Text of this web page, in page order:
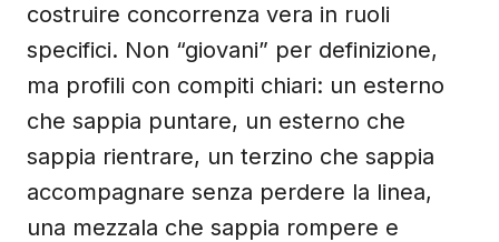
costruire concorrenza vera in ruoli
specifici. Non “giovani” per definizione,
ma profili con compiti chiari: un esterno
che sappia puntare, un esterno che
sappia rientrare, un terzino che sappia
accompagnare senza perdere la linea,
una mezzala che sappia rompere e